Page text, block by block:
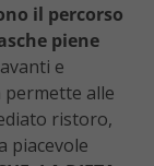
il percorso
piene
e
permette alle
ristoro,
piacevole